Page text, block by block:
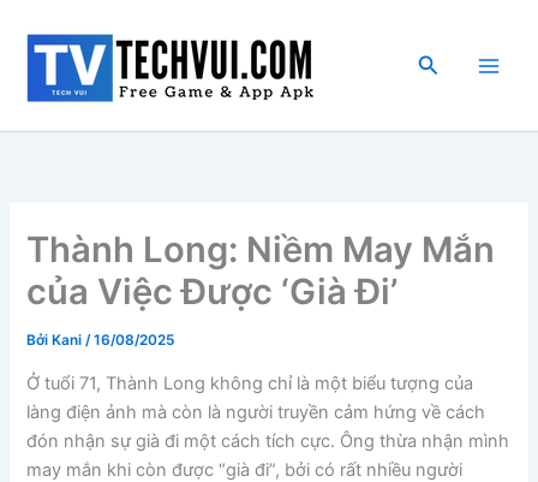
dung
Tìm
Thành Long: Niềm May Mắn
của Việc Được ‘Già Đi’
Bởi Kani/16/08/2025
Ở tuổi 71, Thành Long không chỉ là một biểu tượng của
làng điện ảnh mà còn là người truyền cảm hứng về cách
đón nhận sự già đi một cách tích cực. Ông thừa nhận mình
may mắn khi còn được “già đi”, bởi có rất nhiều người